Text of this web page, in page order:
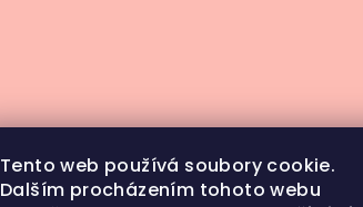
Tento web používá soubory cookie.
Dalším procházením tohoto webu